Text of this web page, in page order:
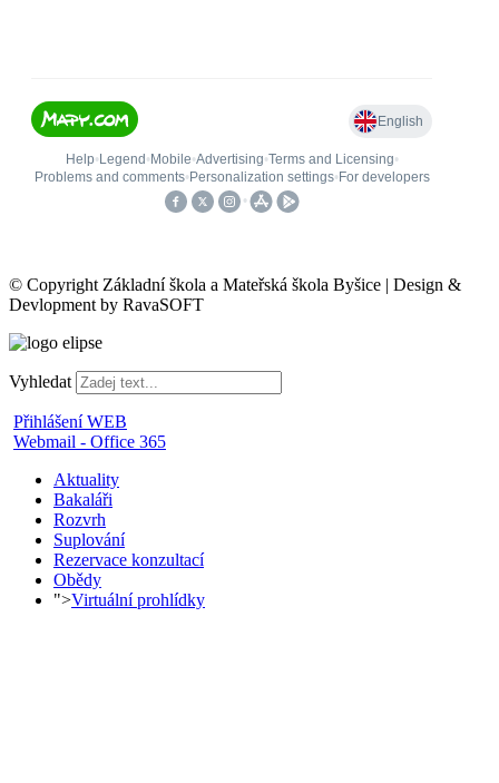
© Copyright Základní škola a Mateřská škola Byšice | Design &
Devlopment by RavaSOFT
Vyhledat
Přihlášení WEB
Webmail - Office 365
Aktuality
Bakaláři
Rozvrh
Suplování
Rezervace konzultací
Obědy
">Virtuální prohlídky